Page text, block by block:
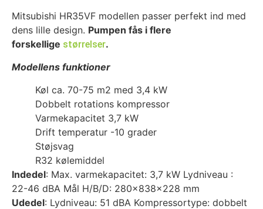
Mitsubishi HR35VF modellen passer perfekt ind med
dens lille design. Pumpen fås i flere
forskellige størrelser.
Modellens funktioner
Køl ca. 70-75 m2 med 3,4 kW
Dobbelt rotations kompressor
Varmekapacitet 3,7 kW
Drift temperatur -10 grader
Støjsvag
R32 kølemiddel
Indedel: Max. varmekapacitet: 3,7 kW Lydniveau :
22-46 dBA Mål H/B/D: 280x838x228 mm
Udedel: Lydniveau: 51 dBA Kompressortype: dobbelt